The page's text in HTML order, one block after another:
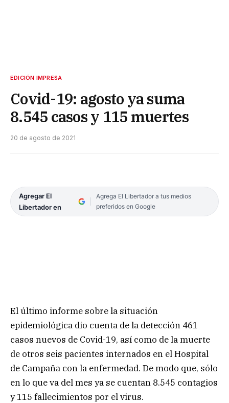
EDICIÓN IMPRESA
Covid-19: agosto ya suma
8.545 casos y 115 muertes
20 de agosto de 2021
Agregar El
Libertador en
Agrega El Libertador a tus medios
preferidos en Google
El último informe sobre la situación
epidemiológica dio cuenta de la detección 461
casos nuevos de Covid-19, así como de la muerte
de otros seis pacientes internados en el Hospital
de Campaña con la enfermedad. De modo que, sólo
en lo que va del mes ya se cuentan 8.545 contagios
y 115 fallecimientos por el virus.